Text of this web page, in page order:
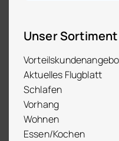
Unser Sortiment
Aktuelles Flugblatt
Schlafen
Vorhang
Wohnen
Essen/Kochen